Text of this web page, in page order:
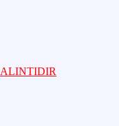
ALINTIDIR